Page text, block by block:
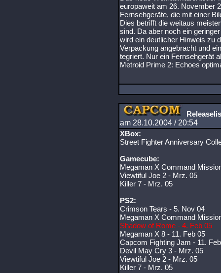
europaweit am 26. November
Fernsehgeräte, die mit einer
Dies betrifft die weitaus
sind. Da aber noch ein
wird ein deutlicher Hinweis zu
Verpackung angebracht und
tegriert. Nur ein Fernsehgerät
Metroid Prime 2: Echoes
am 28.10.2004 / 20:54
XBox:
Street Fighter Anniversary
Gamecube:
Megaman X Command
Viewtiful Joe 2 - Mrz. 05
Killer 7 - Mrz. 05
PS2:
Crimson Tears - 5. Nov 04
Megaman X Command
Shadow of Rome - 4. Feb 05
Megaman X 8 - 11. Feb 05
Capcom Fighting Jam - 11.
Devil May Cry 3 - Mrz. 05
Viewtiful Joe 2 - Mrz. 05
Killer 7 - Mrz. 05